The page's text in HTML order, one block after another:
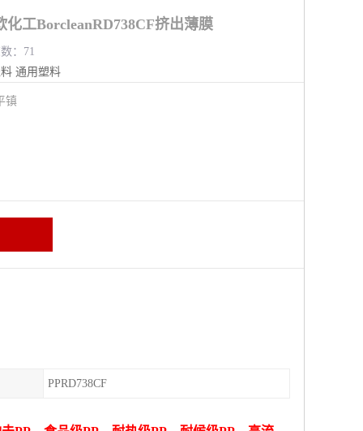
化工BorcleanRD738CF挤出薄膜
：71
通用塑料
镇
PPRD738CF